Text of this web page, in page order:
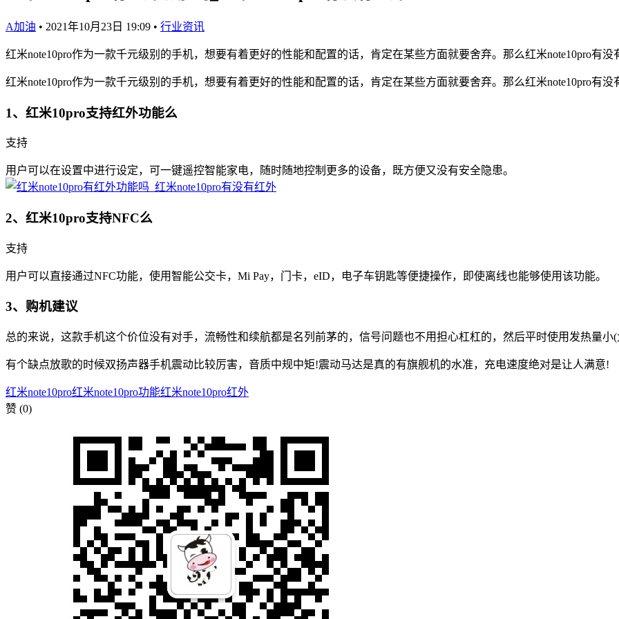
A加油 • 2021年10月23日 19:09 • 行业资讯
红米note10pro作为一款千元级别的手机，想要有着更好的性能和配置的话，肯定在某些方面就要舍弃。那么红米note10pro有没
红米note10pro作为一款千元级别的手机，想要有着更好的性能和配置的话，肯定在某些方面就要舍弃。那么红米note10pro有没
1、红米10pro支持红外功能么
支持
用户可以在设置中进行设定，可一键遥控智能家电，随时随地控制更多的设备，既方便又没有安全隐患。
2、红米10pro支持NFC么
支持
用户可以直接通过NFC功能，使用智能公交卡，Mi Pay，门卡，eID，电子车钥匙等便捷操作，即使离线也能够使用该功能。
3、购机建议
总的来说，这款手机这个价位没有对手，流畅性和续航都是名列前茅的，信号问题也不用担心杠杠的，然后平时使用发热量小
有个缺点放歌的时候双扬声器手机震动比较厉害，音质中规中矩!震动马达是真的有旗舰机的水准，充电速度绝对是让人满意!
红米note10pro红米note10pro功能红米note10pro红外
赞 (0)